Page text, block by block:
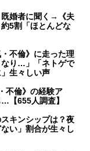
既婚者に聞く→《夫
5割「ほとんどな
不倫》に走った理
り…」「ネトゲで
生々しい声
不倫》の経験ア
【655人調査】
キンシップは？夜
い」割合が生々し